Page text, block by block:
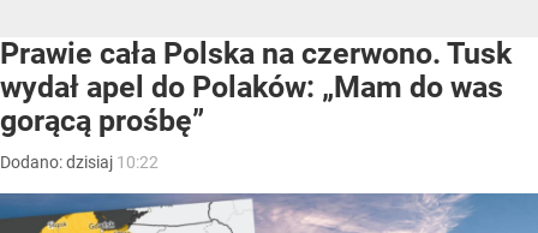
Prawie cała Polska na czerwono. Tusk
wydał apel do Polaków: „Mam do was
gorącą prośbę”
Dodano:dzisiaj 10:22